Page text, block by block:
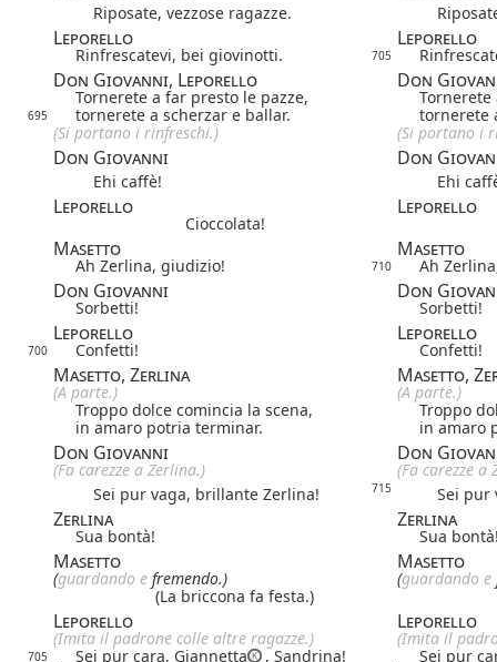
Riposate, vezzose ragazze.
Leporello Leporello
Rinfrescatevi, bei giovinotti. 705
Don Giovanni, Leporello Don
Tornerete a far presto le pazze, Tornerete
695 tornerete a scherzar e ballar.
tornerete
(Si portano i rinfreschi.)
(Si portano i
Don Giovanni Don
Ehi caffè! Ehi
Leporello Leporello
Cioccolata!
Masetto Masetto
Ah Zerlina, giudizio! 710 Ah
Don Giovanni Don
Sorbetti! Sorbetti!
Leporello Leporello
700 Confetti! Confetti!
Masetto, Zerlina Masetto,
(A parte.)
(A parte.)
Troppo dolce comincia la scena,
Troppo
in amaro potria terminar.
in amaro
Don Giovanni Don
(Fa carezze a Zerlina.)
(Fa carezze a
Sei pur vaga, brillante Zerlina!
715 Sei pur
Zerlina Zerlina
Sua bontà! Sua
Masetto Masetto
(guardando e fremendo.) (guardando e
(La briccona fa festa.)
Leporello Leporello
(Imita il padrone colle altre ragazze.) (Imita il
705 Sei pur cara, Giannetta , Sandrina! Sei pur